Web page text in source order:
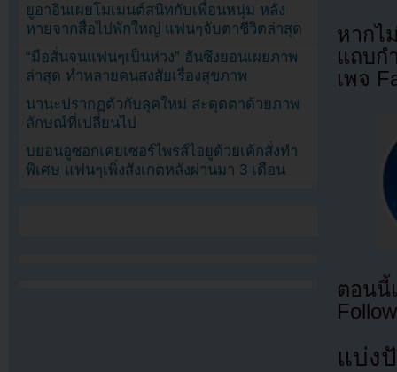
หากไ
แถบก
เพจ
ตอนนี้
แบ่ง
ยูอาอินเผยโมเมนต์สนิทกับเพื่อนหนุ่ม หลัง
หายจากสื่อไปพักใหญ่ แฟนๆจับตาชีวิตล่าสุด
“มือสั่นจนแฟนๆเป็นห่วง” ฮันซึงยอนเผยภาพ
ล่าสุด ทำหลายคนสงสัยเรื่องสุขภาพ
นานะปรากฏตัวกับลุคใหม่ สะดุดตาด้วยภาพ
ลักษณ์ที่เปลี่ยนไป
บยอนอูซอกเคยเซอร์ไพรส์ไอยูด้วยเค้กสั่งทำ
พิเศษ แฟนๆเพิ่งสังเกตหลังผ่านมา 3 เดือน